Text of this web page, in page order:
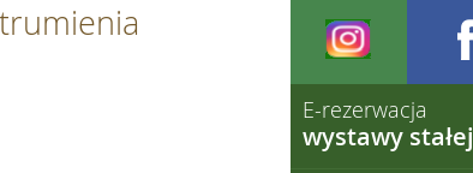
E-rezerwacja
wystawy stałej